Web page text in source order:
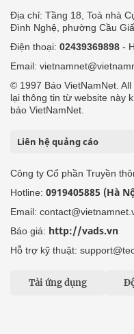
Địa chỉ: Tầng 18, Toà nhà
Đình Nghệ, phường Cầu
Điện thoại: 02439369898 -
Email:
© 1997 Báo VietNamNet.
lại thông tin từ website này
báo VietNamNet.
Liên hệ quảng cáo
Công ty Cổ phần Truyền
Hotline: 0919405885 (Hà
Email:
Báo giá: http://vads.vn
Hỗ trợ kỹ thuật:
Tải ứng dụng